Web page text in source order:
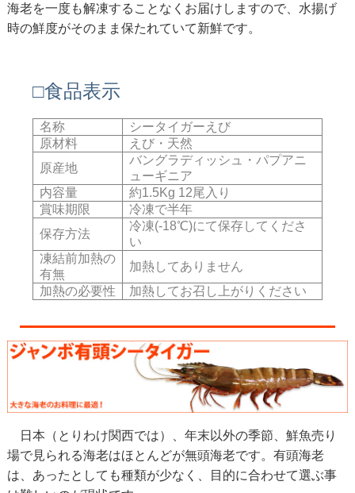
海老を一度も解凍することなくお届けしますので、水揚げ
時の鮮度がそのまま保たれていて新鮮です。
□食品表示
名称
シータイガーえび
原材料
えび・天然
原産地
バングラディッシュ・パプアニ
ューギニア
内容量
約1.5Kg 12尾入り
賞味期限
冷凍で半年
保存方法
冷凍(-18℃)にて保存してくださ
い
凍結前加熱の
有無
加熱してありません
加熱の必要性
加熱してお召し上がりください
日本（とりわけ関西では）、年末以外の季節、鮮魚売り
場で見られる海老はほとんどが無頭海老です。有頭海老
は、あったとしても種類が少なく、目的に合わせて選ぶ事